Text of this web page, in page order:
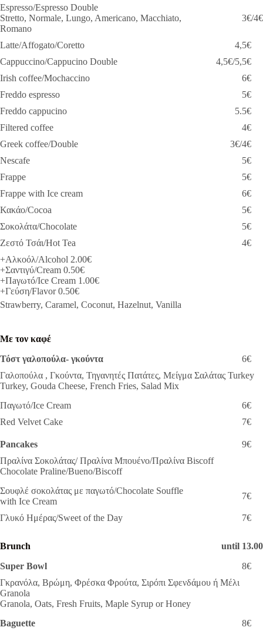
Espresso/Espresso Double
Stretto, Normale, Lungo, Americano, Macchiato,
Romano
3€/4€
Latte/Affogato/Coretto
4,5€
Cappuccino/Cappucino Double
4,5€/5,5€
Irish coffee/Mochaccino
6€
Freddo espresso
5€
Freddo cappucino
5.5€
Filtered coffee
4€
Greek coffee/Double
3€/4€
Nescafe
5€
Frappe
5€
Frappe with Ice cream
6€
Κακάο/Cocoa
5€
Σοκολάτα/Chocolate
5€
Ζεστό Τσάι/Hot Tea
4€
+Αλκοόλ/Alcohol 2.00€
+Σαντιγύ/Cream 0.50€
+Пaγωτó/Ice Cream 1.00€
+Γεύση/Flavor 0.50€
Strawberry, Caramel, Coconut, Hazelnut, Vanilla
Με τον καφέ
Τόστ γαλοπούλα- γκούντα
6€
Γαλοπούλα , Γκούντα, Τηγανητές Πατάτες, Μείγμα Σαλάτας Turkey
Turkey, Gouda Cheese, French Fries, Salad Mix
Παγωτό/Ice Cream
6€
Red Velvet Cake
7€
Pancakes
9€
Πραλίνα Σοκολάτας/ Πραλίνα Μπουένο/Πραλίνα Biscoff
Chocolate Praline/Bueno/Biscoff
Σουφλέ σοκολάτας με παγωτό/Chocolate Souffle
with Ice Cream
7€
Γλυκό Ημέρας/Sweet of the Day 7€
Brunch
until 13.00
Super Bowl
8€
Γκρανόλα, Βρώμη, Φρέσκα Φρούτα, Σιρόπι Σφενδάμου ή Μέλι
Granola
Granola, Oats, Fresh Fruits, Maple Syrup or Honey
Baguette
8€